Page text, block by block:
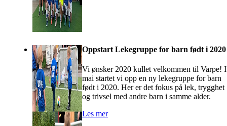
Oppstart Lekegruppe for barn født i 2020
Vi ønsker 2020 kullet velkommen til Varpe! I
mai startet vi opp en ny lekegruppe for barn
født i 2020. Her er det fokus på lek, trygghet
og trivsel med andre barn i samme alder.
Les mer